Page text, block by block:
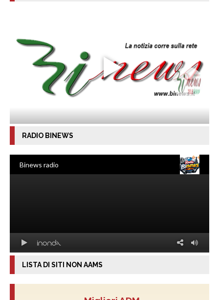
RADIO BINEWS
LISTA DI SITI NON AAMS